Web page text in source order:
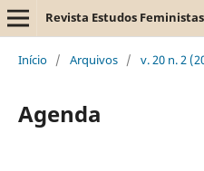
Revista Estudos Feministas
Início / Arquivos / v. 20 n. 2
Agenda